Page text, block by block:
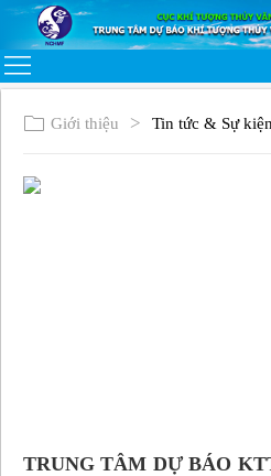
Giới thiệu Tin tức & Sự
TRUNG TÂM DỰ BÁO